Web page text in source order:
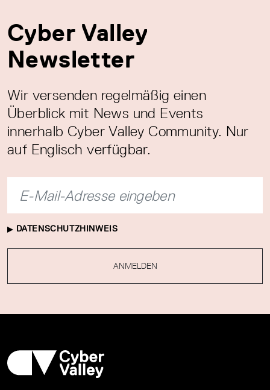
Cyber Valley
Newsletter
Wir versenden regelmäßig einen
Überblick mit News und Events
innerhalb Cyber Valley Community. Nur
auf Englisch verfügbar.
DATENSCHUTZHINWEIS
ANMELDEN